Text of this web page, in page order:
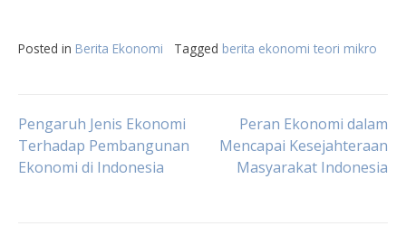
Posted in Berita Ekonomi Tagged berita ekonomi teori mikro
Post
navigation
Pengaruh Jenis Ekonomi
Terhadap Pembangunan
Ekonomi di Indonesia
Peran Ekonomi dalam
Mencapai Kesejahteraan
Masyarakat Indonesia